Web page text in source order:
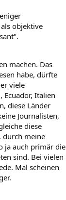
objektive
machen. Das
habe, dürfte
viele
Ecuador, Italien
diese Länder
Journalisten,
diese
durch meine
ja auch primär die
sind. Bei vielen
Mal scheinen